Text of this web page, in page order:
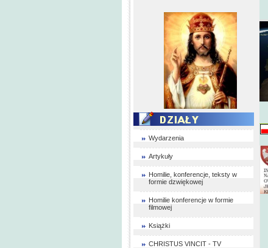
Wydarzenia
Artykuły
Homilie, konferencje, teksty w
formie dzwiękowej
Homilie konferencje w formie
filmowej
Książki
CHRISTUS VINCIT - TV